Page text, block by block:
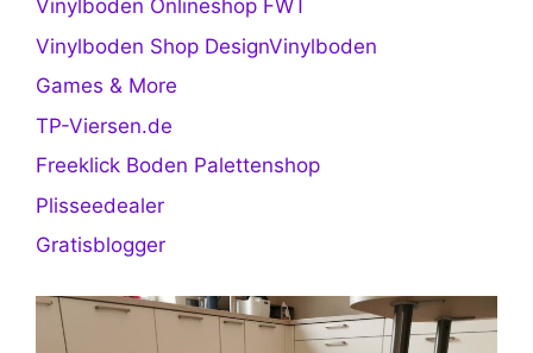
Vinylboden Onlineshop FWT
Vinylboden Shop DesignVinylboden
Games & More
TP-Viersen.de
Freeklick Boden Palettenshop
Plisseedealer
Gratisblogger